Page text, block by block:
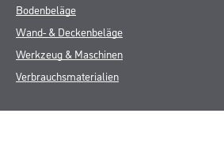
Bodenbeläge
Wand- & Deckenbeläge
Werkzeug & Maschinen
Verbrauchsmaterialien